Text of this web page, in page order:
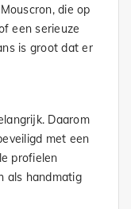
die op
een serieuze
is groot dat er
Daarom
met een
profielen
als handmatig